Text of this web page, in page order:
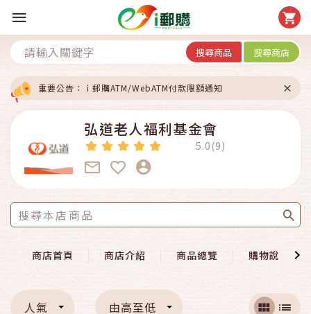
搜尋商品 搜尋商店
重要公告：ｉ郵購ATM/WebATM付款限額通知
弘道老人福利基金會
5.0(9)
商店首頁 商店介紹 商品總覽 購物說明
人氣 由高至低